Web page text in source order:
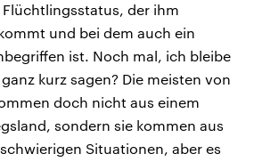
der ihm
und bei dem auch ein
ist. Noch mal, ich bleibe
kurz sagen? Die meisten von
doch nicht aus einem
sondern sie kommen aus
Situationen, aber es